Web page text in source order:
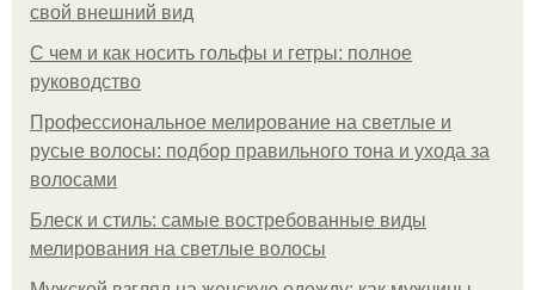
свой внешний вид
С чем и как носить гольфы и гетры: полное
руководство
Профессиональное мелирование на светлые и
русые волосы: подбор правильного тона и ухода за
волосами
Блеск и стиль: самые востребованные виды
мелирования на светлые волосы